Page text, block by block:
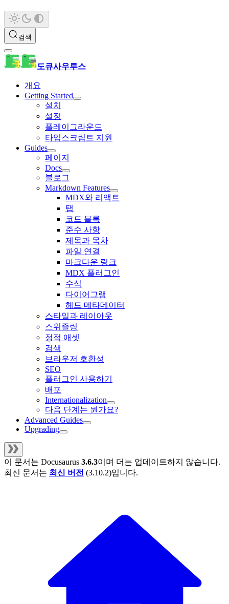
검색
도큐사우루스
개요
Getting Started
설치
설정
플레이그라운드
타입스크립트 지원
Guides
페이지
Docs
블로그
Markdown Features
MDX와 리액트
탭
코드 블록
준수 사항
제목과 목차
파일 연결
마크다운 링크
MDX 플러그인
수식
다이어그램
헤드 메타데이터
스타일과 레이아웃
스위즐링
정적 애셋
검색
브라우저 호환성
SEO
플러그인 사용하기
배포
Internationalization
다음 단계는 뭔가요?
Advanced Guides
Upgrading
이 문서는 Docusaurus 3.6.3이며 더는 업데이트하지 않습니다.
최신 문서는 최신 버전 (3.10.2)입니다.